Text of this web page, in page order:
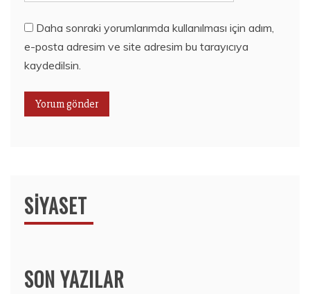
Daha sonraki yorumlarımda kullanılması için adım,
e-posta adresim ve site adresim bu tarayıcıya
kaydedilsin.
SIYASET
SON YAZILAR